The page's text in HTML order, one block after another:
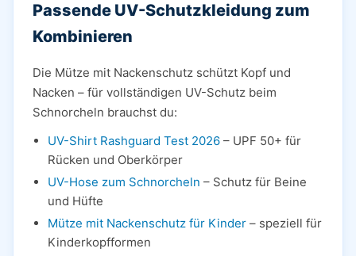
Passende UV-Schutzkleidung zum
Kombinieren
Die Mütze mit Nackenschutz schützt Kopf und
Nacken – für vollständigen UV-Schutz beim
Schnorcheln brauchst du:
UV-Shirt Rashguard Test 2026 – UPF 50+ für
Rücken und Oberkörper
UV-Hose zum Schnorcheln – Schutz für Beine
und Hüfte
Mütze mit Nackenschutz für Kinder – speziell für
Kinderkopfformen